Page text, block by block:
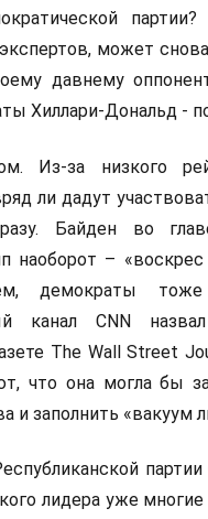
может
давнему
Хиллари-Дональд -
Из-за низкого
ли дадут
Байден во
– «воскрес
демократы
канал CNN
The Wall Street
что она могла бы
и заполнить «вакуум
лидера уже